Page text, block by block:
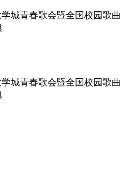
城青春歌会暨全国校园歌曲
城青春歌会暨全国校园歌曲